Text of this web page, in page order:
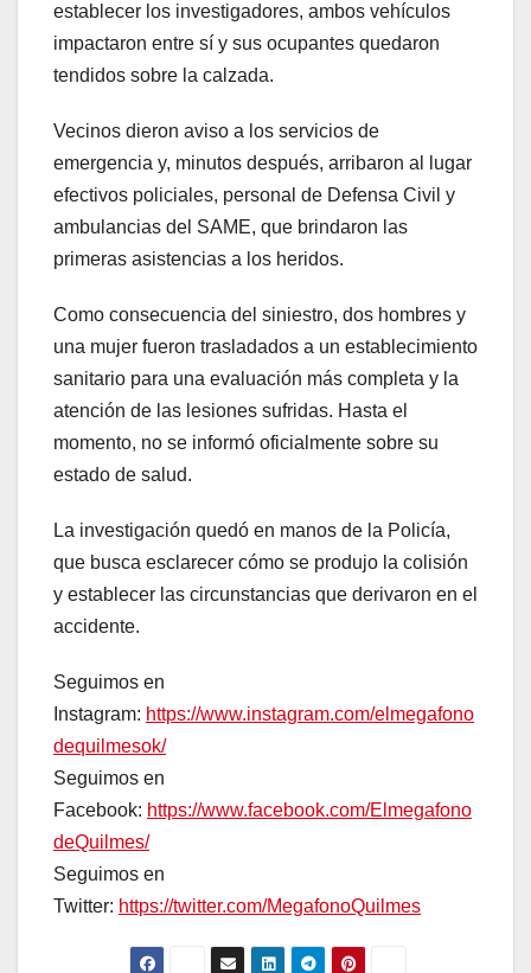
establecer los investigadores, ambos vehículos
impactaron entre sí y sus ocupantes quedaron
tendidos sobre la calzada.
Vecinos dieron aviso a los servicios de
emergencia y, minutos después, arribaron al lugar
efectivos policiales, personal de Defensa Civil y
ambulancias del SAME, que brindaron las
primeras asistencias a los heridos.
Como consecuencia del siniestro, dos hombres y
una mujer fueron trasladados a un establecimiento
sanitario para una evaluación más completa y la
atención de las lesiones sufridas. Hasta el
momento, no se informó oficialmente sobre su
estado de salud.
La investigación quedó en manos de la Policía,
que busca esclarecer cómo se produjo la colisión
y establecer las circunstancias que derivaron en el
accidente.
Seguimos en
Instagram: https://www.instagram.com/elmegafono
dequilmesok/
Seguimos en
Facebook: https://www.facebook.com/Elmegafono
deQuilmes/
Seguimos en
Twitter: https://twitter.com/MegafonoQuilmes